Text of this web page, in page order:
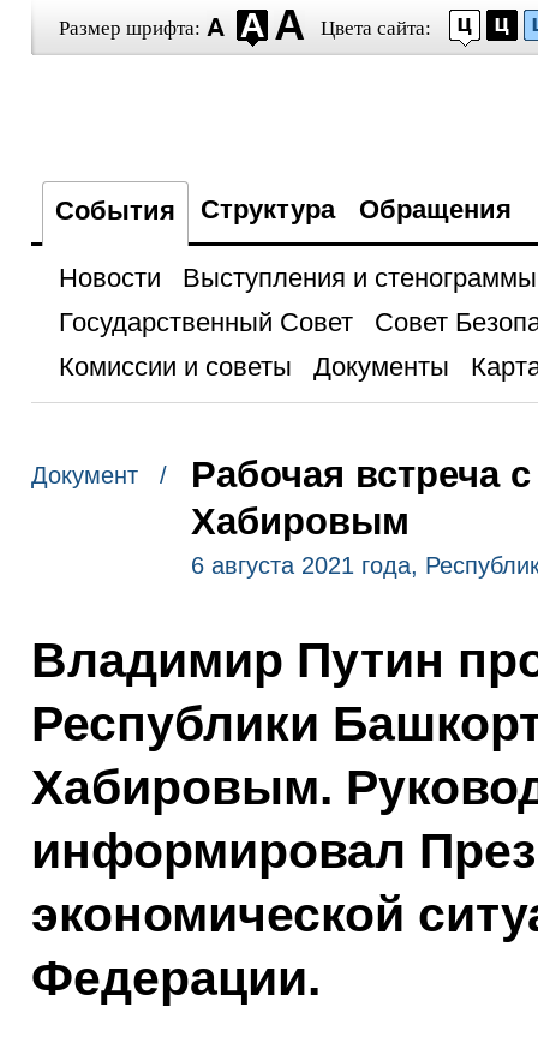
Размер шрифта: Цвета сайта:
События Структура Обращения
Новости
Выступления и стенограммы
Государственный Совет
Совет
Комиссии и советы
Документы
Документ /
Рабочая встреча
Хабировым
6 августа 2021 года,
Владимир Путин
Республики
Хабировым.
информировал
экономической
Федерации.